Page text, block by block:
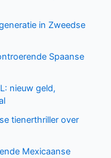
in Zweedse
Spaanse
nieuw geld,
tienerthriller over
Mexicaanse